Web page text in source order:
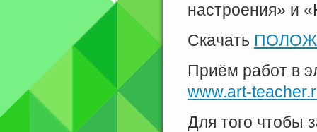
настроения» и
Скачать
Приём работ в
www.art-
Для того чтобы